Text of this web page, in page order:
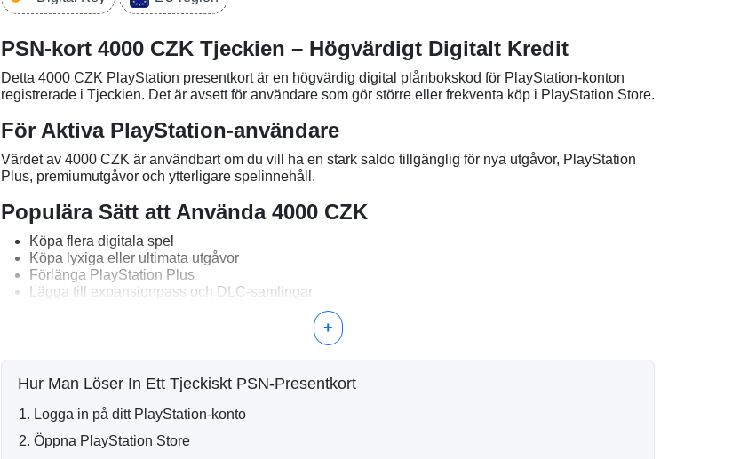
PSN-kort 4000 CZK Tjeckien – Högvärdigt Digitalt Kredit
Detta 4000 CZK PlayStation presentkort är en högvärdig digital plånbokskod för PlayStation-konton
registrerade i Tjeckien. Det är avsett för användare som gör större eller frekventa köp i PlayStation Store.
För Aktiva PlayStation-användare
Värdet av 4000 CZK är användbart om du vill ha en stark saldo tillgänglig för nya utgåvor, PlayStation
Plus, premiumutgåvor och ytterligare spelinnehåll.
Populära Sätt att Använda 4000 CZK
Köpa flera digitala spel
Köpa lyxiga eller ultimata utgåvor
Förlänga PlayStation Plus
Lägga till expansionpass och DLC-samlingar
Praktiskt för Långsiktig Utgifter
säsongsförsäljningar eller stora spelsläpp.
Leverans av Digital Kod
+
Hur Man Löser In Ett Tjeckiskt PSN-Presentkort
Logga in på ditt PlayStation-konto
Öppna PlayStation Store